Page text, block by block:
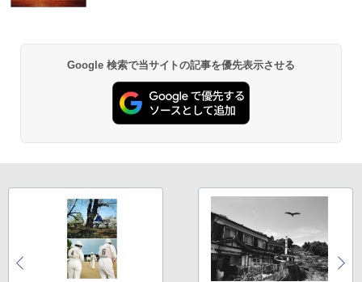
Google 検索で当サイトの記事を優先表示させる